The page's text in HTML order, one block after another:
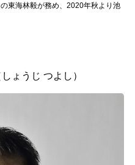
東海林毅が務め、2020年秋より池
ょうじ つよし）